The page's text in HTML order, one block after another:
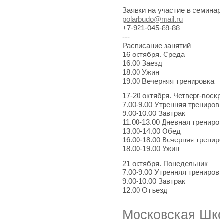
Заявки на участие в
polarbudo@mail.ru
+7-921-045-88-88
---
Расписание занятий
16 октября. Среда
16.00 Заезд
18.00 Ужин
19.00 Вечерняя тренировка
17-20 октября. Четверг-
7.00-9.00 Утренняя
9.00-10.00 Завтрак
11.00-13.00 Дневная
13.00-14.00 Обед
16.00-18.00 Вечерняя
18.00-19.00 Ужин
21 октября. Понедельник
7.00-9.00 Утренняя
9.00-10.00 Завтрак
12.00 Отъезд
Московская